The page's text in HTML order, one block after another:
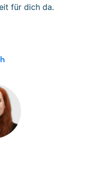
für dich da.